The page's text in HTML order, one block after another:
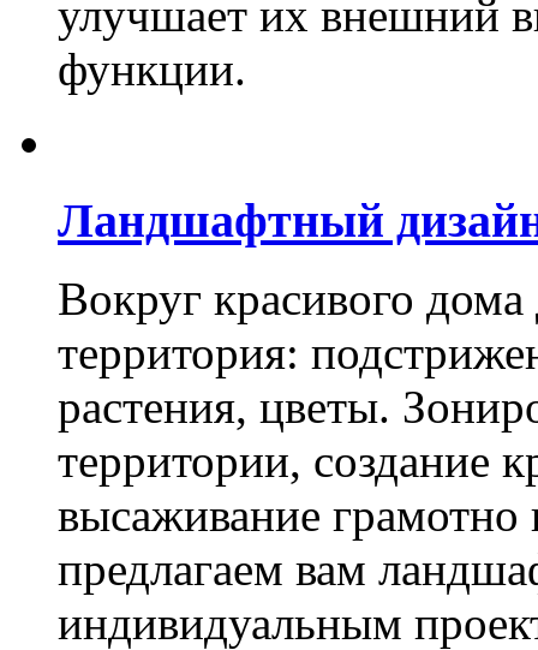
улучшает их внешний
функции.
Ландшафтный
Вокруг красивого
территория:
растения, цветы.
территории, создание
высаживание
предлагаем вам
индивидуальным